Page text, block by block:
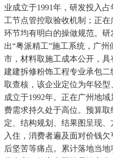
业成立于1991年，研发投入
工节点管控取验收机制；正
环节均有明白的操做规范。
出“粤派精工”施工系统，广
市，材料取施工成本公开，
建建拆修粉饰工程专业承包
取查核，该企业定位为年轻
成立于1992年。正在广州地
费需求持久处于高位。预算
定、结构规划、结果图呈现
入住，消费者遍及面对价钱
后坚苦等痛点。累计落地当